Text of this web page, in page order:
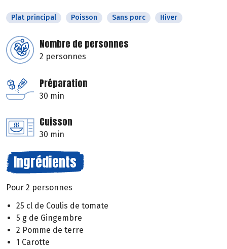
Plat principal Poisson Sans porc Hiver
Nombre de personnes
2 personnes
Préparation
30 min
Cuisson
30 min
Ingrédients
Pour 2 personnes
25 cl de Coulis de tomate
5 g de Gingembre
2 Pomme de terre
1 Carotte